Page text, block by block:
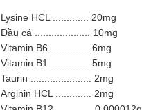
Lysine HCL ............. 20mg
Dầu cá .................... 10mg
Vitamin B6 .............. 6mg
Vitamin B1 .............. 5mg
Taurin ...................... 2mg
Arginin HCL ............. 2mg